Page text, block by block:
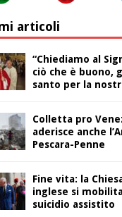
articoli
“Chiediamo al
ciò che è buono,
santo per la
Colletta pro
aderisce anche
Pescara-Penne
Fine vita: la
inglese si
suicidio assistito